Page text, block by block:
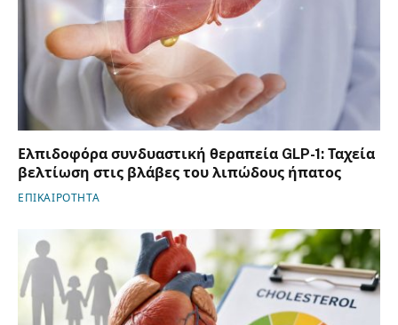
Ελπιδοφόρα συνδυαστική θεραπεία GLP-1: Ταχεία
βελτίωση στις βλάβες του λιπώδους ήπατος
ΕΠΙΚΑΙΡΟΤΗΤΑ